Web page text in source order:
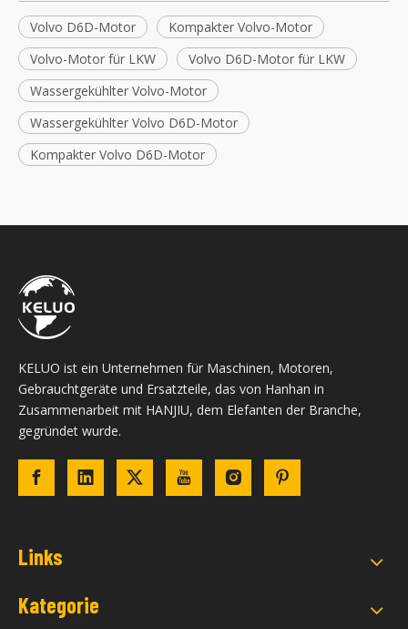
Volvo D6D-Motor
Kompakter Volvo-Motor
Volvo-Motor für LKW
Volvo D6D-Motor für LKW
Wassergekühlter Volvo-Motor
Wassergekühlter Volvo D6D-Motor
Kompakter Volvo D6D-Motor
KELUO ist ein Unternehmen für Maschinen, Motoren,
Gebrauchtgeräte und Ersatzteile, das von Hanhan in
Zusammenarbeit mit HANJIU, dem Elefanten der Branche,
gegründet wurde.
Links
Kategorie